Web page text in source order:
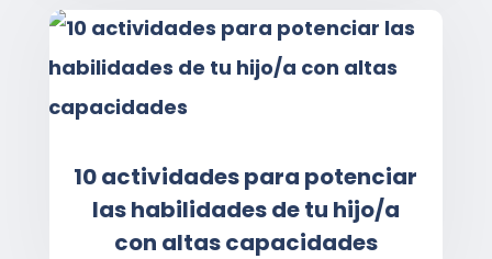
10 actividades para potenciar
las habilidades de tu hijo/a
con altas capacidades